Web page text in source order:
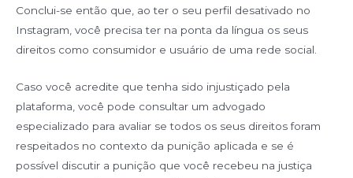
Conclui-se então que, ao ter o seu perfil desativado no
Instagram, você precisa ter na ponta da língua os seus
direitos como consumidor e usuário de uma rede social.
Caso você acredite que tenha sido injustiçado pela
plataforma, você pode consultar um advogado
especializado para avaliar se todos os seus direitos foram
respeitados no contexto da punição aplicada e se é
possível discutir a punição que você recebeu na justiça